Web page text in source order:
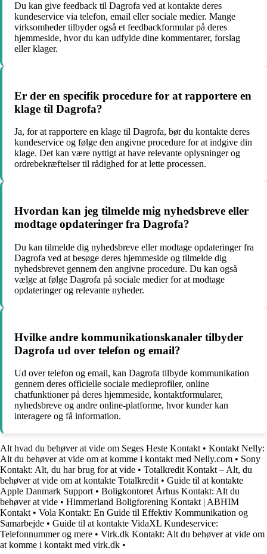
Du kan give feedback til Dagrofa ved at kontakte deres
kundeservice via telefon, email eller sociale medier. Mange
virksomheder tilbyder også et feedbackformular på deres
hjemmeside, hvor du kan udfylde dine kommentarer, forslag
eller klager.
Er der en specifik procedure for at rapportere en
klage til Dagrofa?
Ja, for at rapportere en klage til Dagrofa, bør du kontakte deres
kundeservice og følge den angivne procedure for at indgive din
klage. Det kan være nyttigt at have relevante oplysninger og
ordrebekræftelser til rådighed for at lette processen.
Hvordan kan jeg tilmelde mig nyhedsbreve eller
modtage opdateringer fra Dagrofa?
Du kan tilmelde dig nyhedsbreve eller modtage opdateringer fra
Dagrofa ved at besøge deres hjemmeside og tilmelde dig
nyhedsbrevet gennem den angivne procedure. Du kan også
vælge at følge Dagrofa på sociale medier for at modtage
opdateringer og relevante nyheder.
Hvilke andre kommunikationskanaler tilbyder
Dagrofa ud over telefon og email?
Ud over telefon og email, kan Dagrofa tilbyde kommunikation
gennem deres officielle sociale medieprofiler, online
chatfunktioner på deres hjemmeside, kontaktformularer,
nyhedsbreve og andre online-platforme, hvor kunder kan
interagere og få information.
Alt hvad du behøver at vide om Seges Heste Kontakt • Kontakt Nelly:
Alt du behøver at vide om at komme i kontakt med Nelly.com • Sony
Kontakt: Alt, du har brug for at vide • Totalkredit Kontakt – Alt, du
behøver at vide om at kontakte Totalkredit • Guide til at kontakte
Apple Danmark Support • Boligkontoret Århus Kontakt: Alt du
behøver at vide • Himmerland Boligforening Kontakt | ABHIM
Kontakt • Vola Kontakt: En Guide til Effektiv Kommunikation og
Samarbejde • Guide til at kontakte VidaXL Kundeservice:
Telefonnummer og mere • Virk.dk Kontakt: Alt du behøver at vide om
at komme i kontakt med virk.dk •